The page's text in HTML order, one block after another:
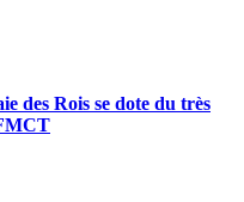
des Rois se dote du très